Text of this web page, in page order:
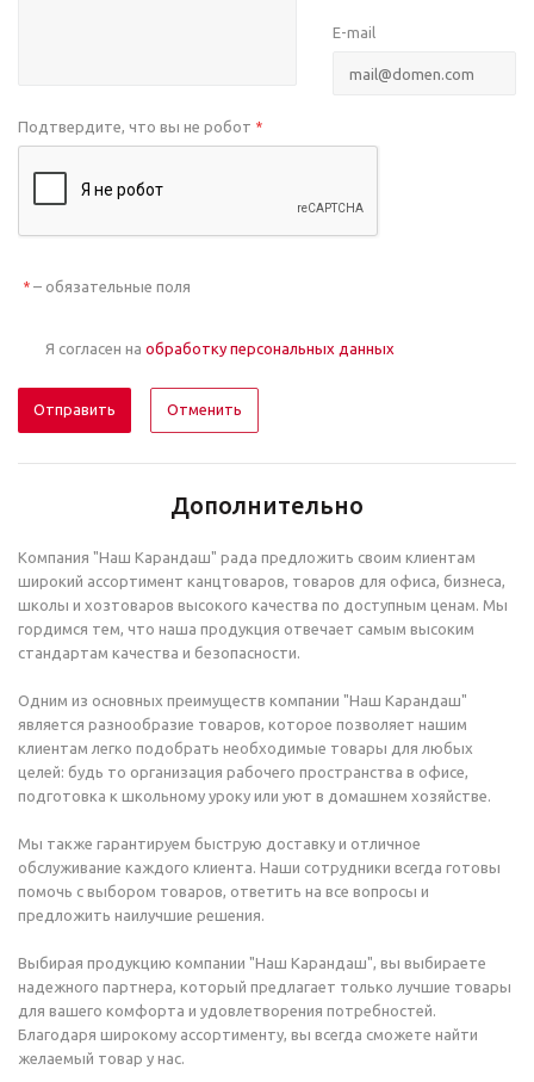
E-mail
Подтвердите, что вы не робот *
* – обязательные поля
Я согласен на обработку персональных данных
Отменить
Дополнительно
Компания "Наш Карандаш" рада предложить своим клиентам
широкий ассортимент канцтоваров, товаров для офиса, бизнеса,
школы и хозтоваров высокого качества по доступным ценам. Мы
гордимся тем, что наша продукция отвечает самым высоким
стандартам качества и безопасности.
Одним из основных преимуществ компании "Наш Карандаш"
является разнообразие товаров, которое позволяет нашим
клиентам легко подобрать необходимые товары для любых
целей: будь то организация рабочего пространства в офисе,
подготовка к школьному уроку или уют в домашнем хозяйстве.
Мы также гарантируем быструю доставку и отличное
обслуживание каждого клиента. Наши сотрудники всегда готовы
помочь с выбором товаров, ответить на все вопросы и
предложить наилучшие решения.
Выбирая продукцию компании "Наш Карандаш", вы выбираете
надежного партнера, который предлагает только лучшие товары
для вашего комфорта и удовлетворения потребностей.
Благодаря широкому ассортименту, вы всегда сможете найти
желаемый товар у нас.